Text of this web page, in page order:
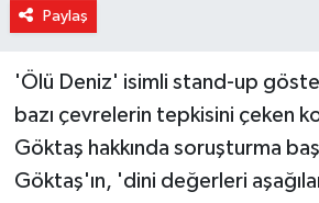
Paylaş
'Ölü Deniz' isimli stand-up
bazı çevrelerin tepkisini çeken
Göktaş hakkında soruşturma
Göktaş'ın, 'dini değerleri
Son Dakika